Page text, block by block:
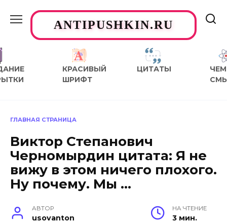
содержаниюANTIPUSHKIN.RU
КРАСИВЫЙ
ШРИФТ
ЦИТАТЫ
ЧЕМ
ГЛАВНАЯ СТРАНИЦА
Виктор Степанович
Черномырдин цитата: Я не
вижу в этом ничего плохого.
Ну почему. Мы …
АВТОР
usovanton
НА ЧТЕНИЕ
3 мин.